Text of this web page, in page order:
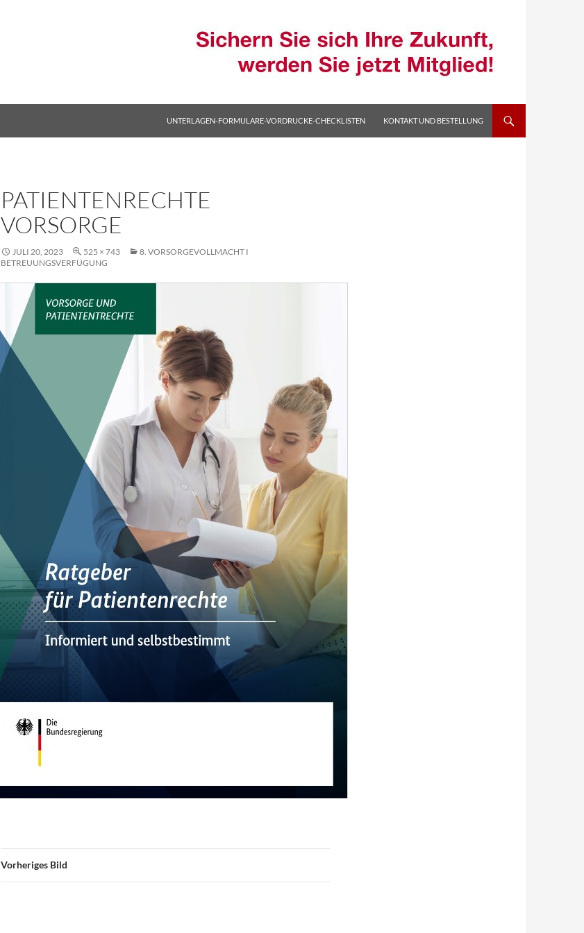
UNTERLAGEN-FORMULARE-VORDRUCKE-CHECKLISTEN
KONTAKT UND BESTELLUNG
PATIENTENRECHTE
VORSORGE
JULI 20, 2023 525 × 743
8. VORSORGEVOLLMACHT I
BETREUUNGSVERFÜGUNG
Vorheriges Bild